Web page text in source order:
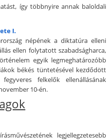
így többnyire annak baloldali
I.
népének a diktatúra elleni
ellen folytatott szabadságharca,
egyik legmeghatározóbb
békés tüntetésével kezdődött
felkelők ellenállásának
10-én.
legjellegzetesebb